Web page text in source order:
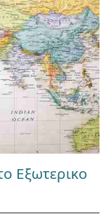
Εξωτερικο